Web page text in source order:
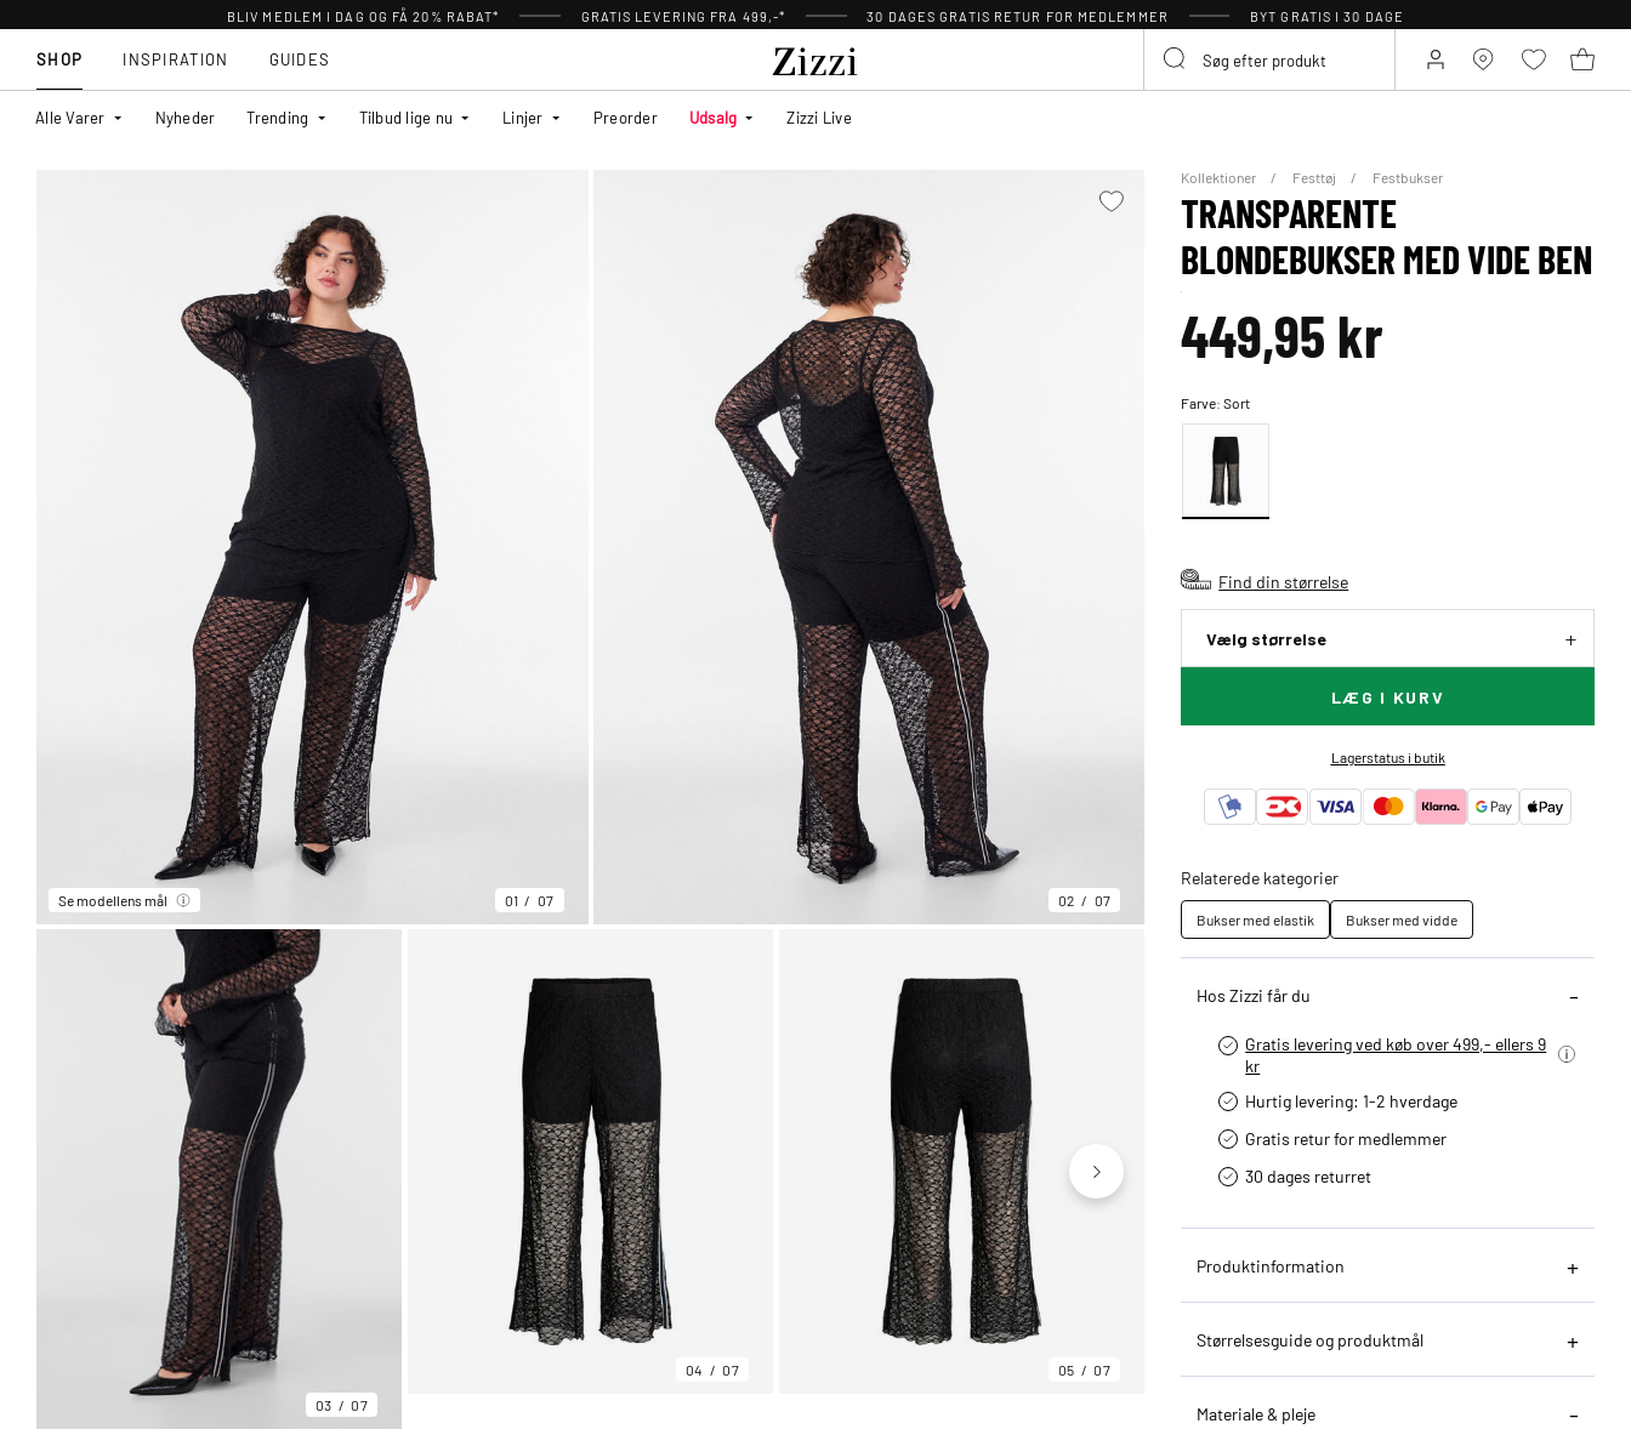
BLIV MEDLEM I DAG OG FÅ 20% RABAT* GRATIS LEVERING FRA 499,-* 30 DAGES GRATIS RETUR FOR MEDLEMMER BYT GRATIS I 30 DAGE
SHOP
Alle Varer Nyheder Trending Tilbud lige nu Linjer Preorder Udsalg Zizzi Live
INSPIRATION GUIDES
Se modellens mål 01 07 02 07
03 07
04 07 05 07
Kollektioner Festtøj Festbukser
TRANSPARENTE
BLONDEBUKSER MED VIDE BEN
449,95 kr
Farve:Sort
Find din størrelse
Vælg størrelse
LÆG I KURV
Lagerstatus i butik
Relaterede kategorier
Bukser med elastik Bukser med vidde
Hos Zizzi får du
Gratis levering ved køb over 499,- ellers 9
kr
Hurtig levering­: 1-2 hverdage
Gratis retur for medlemmer
30 dages returret
Produktinformation
Størrelsesguide og produktmål
Materiale & pleje